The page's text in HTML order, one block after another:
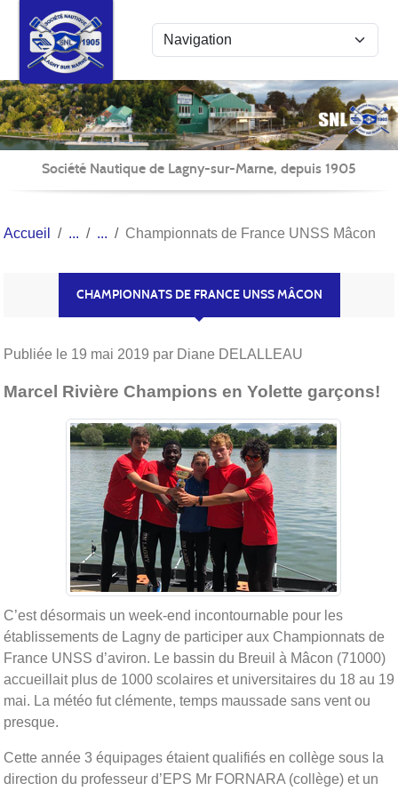
Société Nautique de Lagny-sur-Marne, depuis 1905
Accueil Championnats de France UNSS Mâcon
CHAMPIONNATS DE FRANCE UNSS MÂCON
Publiée le 19 mai 2019 par Diane DELALLEAU
Marcel Rivière Champions en Yolette garçons!
C’est désormais un week-end incontournable pour les
établissements de Lagny de participer aux Championnats de
France UNSS d’aviron. Le bassin du Breuil à Mâcon (71000)
accueillait plus de 1000 scolaires et universitaires du 18 au 19
mai. La météo fut clémente, temps maussade sans vent ou
presque.
Cette année 3 équipages étaient qualifiés en collège sous la
direction du professeur d’EPS Mr FORNARA (collège) et un
Panneau de gestion des cookies